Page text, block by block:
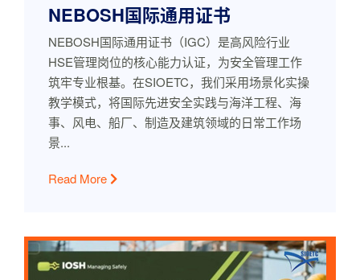
NEBOSH国际通用证书
NEBOSH国际通用证书（IGC）是高风险行业
HSE管理岗位的核心能力认证，为安全管理工作
筑牢专业根基。在SIOETC，我们采用场景化实操
教学模式，将国际先进安全实践与海洋工程、海
事、风电、船厂、制造及建筑领域的日常工作场
景...
Read More